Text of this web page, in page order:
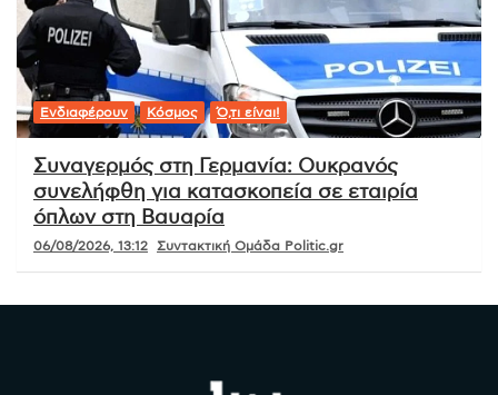
Ενδιαφέρουν Κόσμος Ό,τι είναι!
Συναγερμός στη Γερμανία: Ουκρανός
συνελήφθη για κατασκοπεία σε εταιρία
όπλων στη Βαυαρία
06/08/2026, 13:12 Συντακτική Ομάδα Politic.gr